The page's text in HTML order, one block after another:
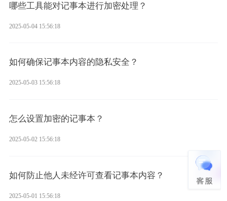
哪些工具能对记事本进行加密处理？
2025-05-04 15:56:18
如何确保记事本内容的隐私安全？
2025-05-03 15:56:18
怎么设置加密的记事本？
2025-05-02 15:56:18
如何防止他人未经许可查看记事本内容？
2025-05-01 15:56:18